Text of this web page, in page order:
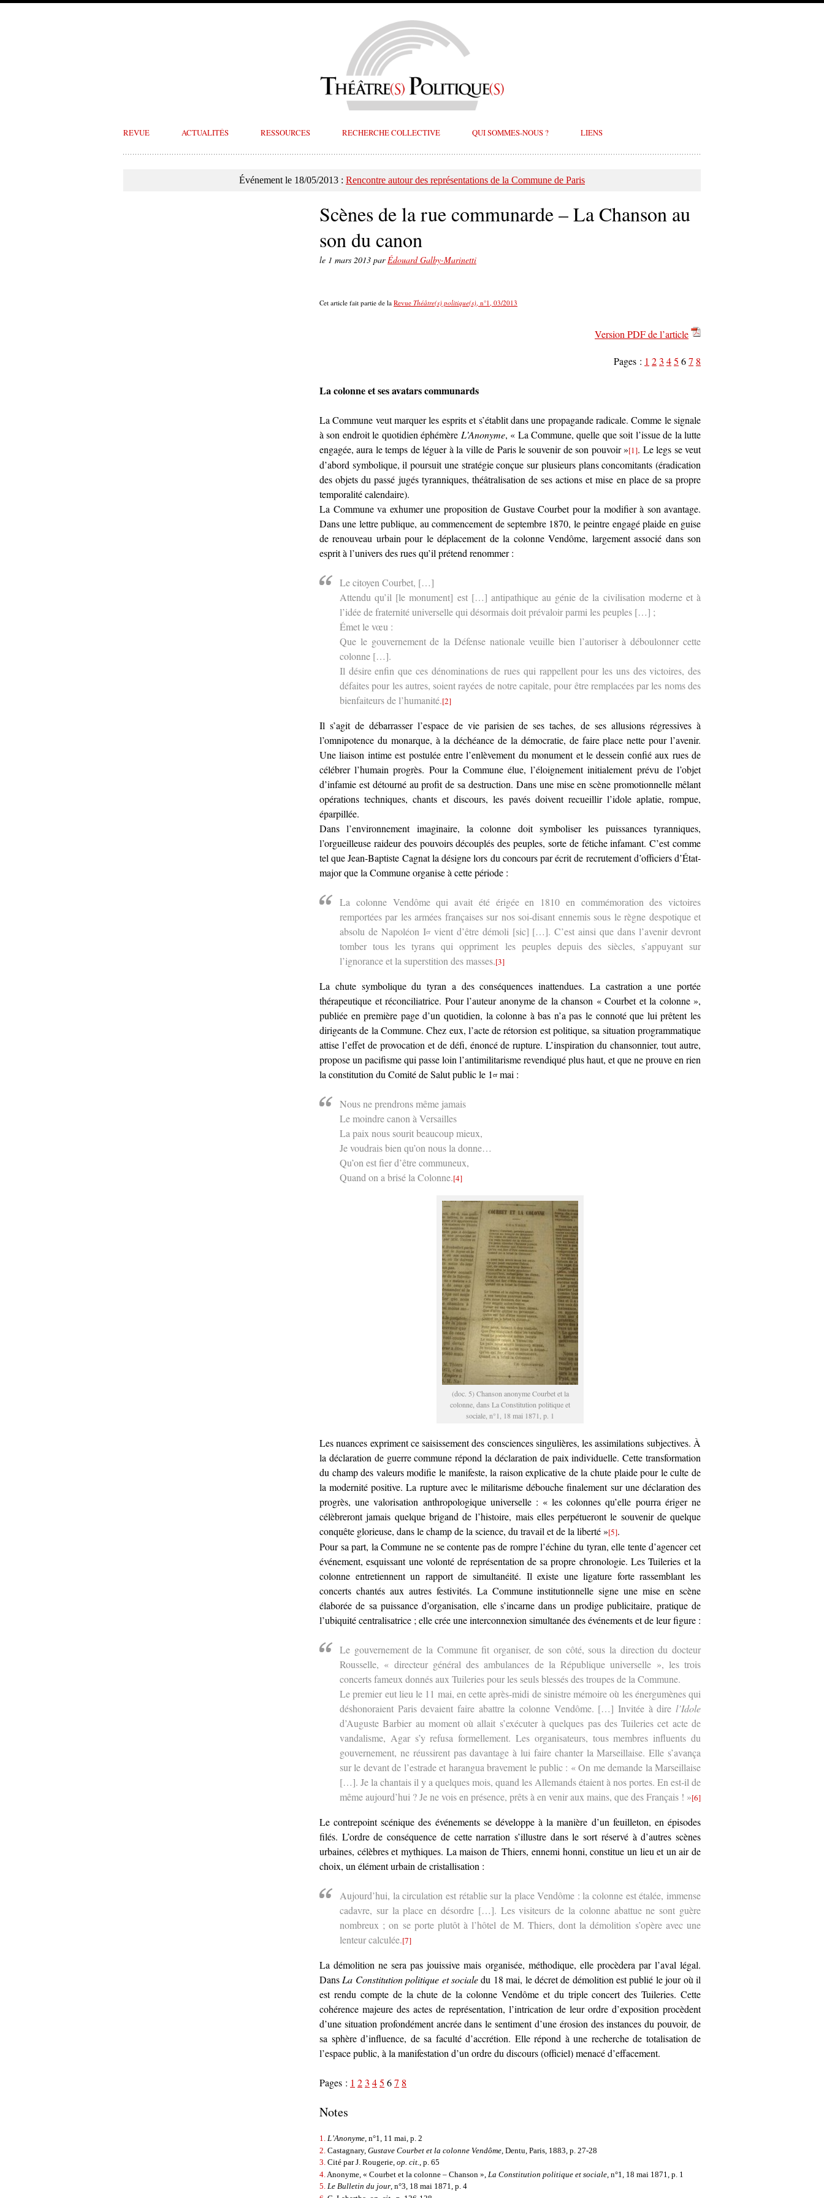
REVUE ACTUALITÉS RESSOURCES RECHERCHE COLLECTIVE QUI SOMMES-NOUS ? LIENS
Événement le 18/05/2013 : Rencontre autour des représentations de la Commune de Paris
Scènes de la rue communarde – La Chanson au
son du canon
le 1 mars 2013 parÉdouard Galby-Marinetti
Cet article fait partie de la Revue Théâtre(s) politique(s), n°1, 03/2013
Version PDF de l’article
Pages : 1 23 45 67 8
La colonne et ses avatars communards
La Commune veut marquer les esprits et s’établit dans une propagande radicale. Comme le signale
à son endroit le quotidien éphémère L’Anonyme, « La Commune, quelle que soit l’issue de la lutte
engagée, aura le temps de léguer à la ville de Paris le souvenir de son pouvoir »[1]. Le legs se veut
d’abord symbolique, il poursuit une stratégie conçue sur plusieurs plans concomitants (éradication
des objets du passé jugés tyranniques, théâtralisation de ses actions et mise en place de sa propre
temporalité calendaire).
La Commune va exhumer une proposition de Gustave Courbet pour la modifier à son avantage.
Dans une lettre publique, au commencement de septembre 1870, le peintre engagé plaide en guise
de renouveau urbain pour le déplacement de la colonne Vendôme, largement associé dans son
esprit à l’univers des rues qu’il prétend renommer :
Le citoyen Courbet, […]
Attendu qu’il [le monument] est […] antipathique au génie de la civilisation moderne et à
l’idée de fraternité universelle qui désormais doit prévaloir parmi les peuples […] ;
Émet le vœu :
Que le gouvernement de la Défense nationale veuille bien l’autoriser à déboulonner cette
colonne […].
Il désire enfin que ces dénominations de rues qui rappellent pour les uns des victoires, des
défaites pour les autres, soient rayées de notre capitale, pour être remplacées par les noms des
bienfaiteurs de l’humanité.[2]
Il s’agit de débarrasser l’espace de vie parisien de ses taches, de ses allusions régressives à
l’omnipotence du monarque, à la déchéance de la démocratie, de faire place nette pour l’avenir.
Une liaison intime est postulée entre l’enlèvement du monument et le dessein confié aux rues de
célébrer l’humain progrès. Pour la Commune élue, l’éloignement initialement prévu de l’objet
d’infamie est détourné au profit de sa destruction. Dans une mise en scène promotionnelle mêlant
opérations techniques, chants et discours, les pavés doivent recueillir l’idole aplatie, rompue,
éparpillée.
Dans l’environnement imaginaire, la colonne doit symboliser les puissances tyranniques,
l’orgueilleuse raideur des pouvoirs découplés des peuples, sorte de fétiche infamant. C’est comme
tel que Jean-Baptiste Cagnat la désigne lors du concours par écrit de recrutement d’officiers d’État-
major que la Commune organise à cette période :
La colonne Vendôme qui avait été érigée en 1810 en commémoration des victoires
remportées par les armées françaises sur nos soi-disant ennemis sous le règne despotique et
absolu de Napoléon Iervient d’être démoli [sic] […]. C’est ainsi que dans l’avenir devront
tomber tous les tyrans qui oppriment les peuples depuis des siècles, s’appuyant sur
l’ignorance et la superstition des masses.[3]
La chute symbolique du tyran a des conséquences inattendues. La castration a une portée
thérapeutique et réconciliatrice. Pour l’auteur anonyme de la chanson « Courbet et la colonne »,
publiée en première page d’un quotidien, la colonne à bas n’a pas le connoté que lui prêtent les
dirigeants de la Commune. Chez eux, l’acte de rétorsion est politique, sa situation programmatique
attise l’effet de provocation et de défi, énoncé de rupture. L’inspiration du chansonnier, tout autre,
propose un pacifisme qui passe loin l’antimilitarisme revendiqué plus haut, et que ne prouve en rien
la constitution du Comité de Salut public le 1 ermai :
Nous ne prendrons même jamais
Le moindre canon à Versailles
La paix nous sourit beaucoup mieux,
Je voudrais bien qu’on nous la donne…
Qu’on est fier d’être communeux,
Quand on a brisé la Colonne.[4]
(doc. 5) Chanson anonyme Courbet et la
colonne, dans La Constitution politique et
sociale, n°1, 18 mai 1871, p. 1
Les nuances expriment ce saisissement des consciences singulières, les assimilations subjectives. À
la déclaration de guerre commune répond la déclaration de paix individuelle. Cette transformation
du champ des valeurs modifie le manifeste, la raison explicative de la chute plaide pour le culte de
la modernité positive. La rupture avec le militarisme débouche finalement sur une déclaration des
progrès, une valorisation anthropologique universelle : « les colonnes qu’elle pourra ériger ne
célèbreront jamais quelque brigand de l’histoire, mais elles perpétueront le souvenir de quelque
conquête glorieuse, dans le champ de la science, du travail et de la liberté »[5].
Pour sa part, la Commune ne se contente pas de rompre l’échine du tyran, elle tente d’agencer cet
événement, esquissant une volonté de représentation de sa propre chronologie. Les Tuileries et la
colonne entretiennent un rapport de simultanéité. Il existe une ligature forte rassemblant les
concerts chantés aux autres festivités. La Commune institutionnelle signe une mise en scène
élaborée de sa puissance d’organisation, elle s’incarne dans un prodige publicitaire, pratique de
l’ubiquité centralisatrice ; elle crée une interconnexion simultanée des événements et de leur figure :
Le gouvernement de la Commune fit organiser, de son côté, sous la direction du docteur
Rousselle, « directeur général des ambulances de la République universelle », les trois
concerts fameux donnés aux Tuileries pour les seuls blessés des troupes de la Commune.
Le premier eut lieu le 11 mai, en cette après-midi de sinistre mémoire où les énergumènes qui
déshonoraient Paris devaient faire abattre la colonne Vendôme. […] Invitée à dire l’Idole
d’Auguste Barbier au moment où allait s’exécuter à quelques pas des Tuileries cet acte de
vandalisme, Agar s’y refusa formellement. Les organisateurs, tous membres influents du
gouvernement, ne réussirent pas davantage à lui faire chanter la Marseillaise. Elle s’avança
sur le devant de l’estrade et harangua bravement le public : « On me demande la Marseillaise
[…]. Je la chantais il y a quelques mois, quand les Allemands étaient à nos portes. En est-il de
même aujourd’hui ? Je ne vois en présence, prêts à en venir aux mains, que des Français ! »[6]
Le contrepoint scénique des événements se développe à la manière d’un feuilleton, en épisodes
filés. L’ordre de conséquence de cette narration s’illustre dans le sort réservé à d’autres scènes
urbaines, célèbres et mythiques. La maison de Thiers, ennemi honni, constitue un lieu et un air de
choix, un élément urbain de cristallisation :
Aujourd’hui, la circulation est rétablie sur la place Vendôme : la colonne est étalée, immense
cadavre, sur la place en désordre […]. Les visiteurs de la colonne abattue ne sont guère
nombreux ; on se porte plutôt à l’hôtel de M. Thiers, dont la démolition s’opère avec une
lenteur calculée.[7]
La démolition ne sera pas jouissive mais organisée, méthodique, elle procèdera par l’aval légal.
Dans La Constitution politique et socialedu 18 mai, le décret de démolition est publié le jour où il
est rendu compte de la chute de la colonne Vendôme et du triple concert des Tuileries. Cette
cohérence majeure des actes de représentation, l’intrication de leur ordre d’exposition procèdent
d’une situation profondément ancrée dans le sentiment d’une érosion des instances du pouvoir, de
sa sphère d’influence, de sa faculté d’accrétion. Elle répond à une recherche de totalisation de
l’espace public, à la manifestation d’un ordre du discours (officiel) menacé d’effacement.
Pages : 1 23 45 67 8
Notes
1. L’Anonyme, n°1, 11 mai, p. 2
2. Castagnary, Gustave Courbet et la colonne Vendôme , Dentu, Paris, 1883, p. 27-28
3. Cité par J. Rougerie, op. cit., p. 65
4. Anonyme, « Courbet et la colonne – Chanson », La Constitution politique et sociale , n°1, 18 mai 1871, p. 1
5. Le Bulletin du jour, n°3, 18 mai 1871, p. 4